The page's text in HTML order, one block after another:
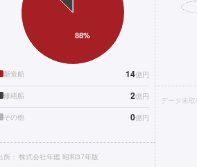
新造船 14億円
修繕船 2億円
その他 0億円
所： 株式会社年鑑 昭和37年版
データ未